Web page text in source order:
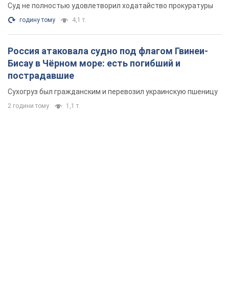
Суд не полностью удовлетворил ходатайство прокуратуры
годину тому 4,1 т.
Россия атаковала судно под флагом Гвинеи-
Бисау в Чёрном море: есть погибший и
пострадавшие
Сухогруз был гражданским и перевозил украинскую пшеницу
2 години тому 1,1 т.